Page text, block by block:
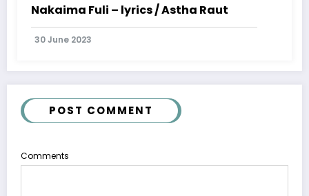
Nakaima Fuli – lyrics / Astha Raut
30 June 2023
POST COMMENT
Comments